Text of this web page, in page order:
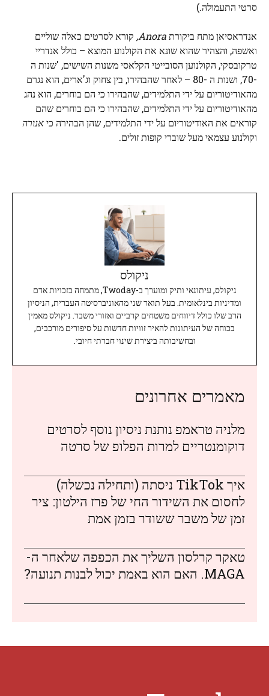
סרטי התעמולה.)
אנדראסיאן מתח ביקורתAnora, קורא לסרטים כאלה שוליים
ואשפה, והצהיר שהוא שונא את הקולנוע המוצא – כולל אנדריי
טרקובסקי, הקולנוען הסובייטי הקלאסי משנות השישים, 'שנות ה
-70, ושנות ה -80 – לאחר שהבהירו, בין צחוק וג'ארים, הוא נגרם
מהאודיטוריום על ידי התלמידים, שהבהירו כי הם בוחרים, הוא נהג
מהאודיטוריום על ידי התלמידים, שהבהירו כי הם בוחרים שהם
קוראים את האודיטוריום על ידי התלמידים, שהן הבהירה כיאנורה
וקולנוע עצמאי מעל שוברי קופות זולים.
ניקולס
ניקולס, עיתונאי ותיק ומוערך ב-Twoday, מתמחה בזכויות אדם
ומדיניות בינלאומית. בעל תואר שני מהאוניברסיטה העברית, הניסיון
הרב שלו כולל דיווחים משטחים קרביים ואזורי משבר. ניקולס מאמין
בכוחה של העיתונות להאיר זוויות חדשות על סיפורים מורכבים,
ובחשיבותה ביצירת שינוי חברתי חיובי.
מאמרים אחרונים
מלניה טראמפ נותנת ניסיון נוסף לסרטים
דוקומנטריים למרות הפלופ של סרטה
איך TikTok ניסתה (ותחילה נכשלה)
לחסום את השידור החי של פרז הילטון: ציר
זמן של משבר ששודר בזמן אמת
טאקר קרלסון השליך את הכפפה שלאחר ה-
MAGA. האם הוא באמת יכול לבנות תנועה?